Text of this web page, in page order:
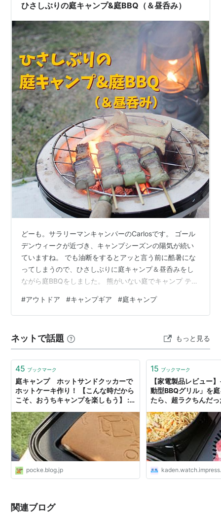
ひさしぶりの庭キャンプ&庭BBQ（＆昼呑み）
どーも。サラリーマンキャンパーのCarlosです。 ゴール
デンウィークが近づき、キャンプシーズンの陽気が続い
ていますね。 でも油断をするとアッと言う前に酷暑にな
ってしまうので、ひさしぶりに庭キャンプ＆昼呑みをし
ながら庭BBQをしました。 熊がいない庭でキャンプ テン
め 熊がいない庭でキャンプ 先週末は土日共に晴れ。そし
てキャンプシーズンの陽気。 庭じゃなくてキャンプ場に
おり、僕が行くキャンプ場界隈でも普通に出没情報が出
ています。 さすがに熊と出会ってしまうリスクを考える
と、100％安全な庭…
#アウトドア #キャンプギア #庭キャンプ
ネットで話題 もっと見る
45 ブックマーク
庭キャンプ ホットサンドクッカーで
ホットケーキ作り！ 【こんな時だから
こそ、おうちキャンプを楽しもう】 :
け）
pocke.blog.jp
15 ブックマーク
【家電製品レビュー
動型BBQグリル」を
たら、超ラクちんだ
関連ブログ